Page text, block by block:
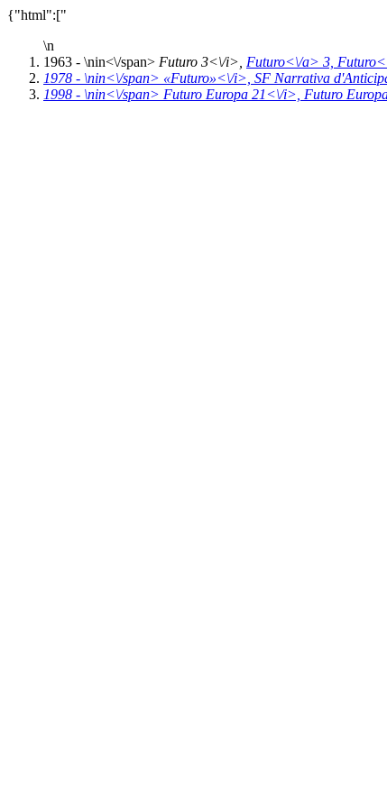
{"html":["
\n
1963 - \nin<\/span> Futuro 3<\/i>, Futuro<\/a> 3,
1978 - \nin<\/span> «Futuro»<\/i>, SF Narrativa
1998 - \nin<\/span> Futuro Europa 21<\/i>, Futuro